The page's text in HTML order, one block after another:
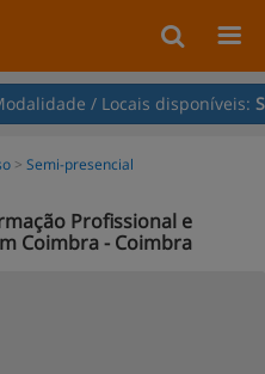
/ Locais disponíveis:
Semi-presencial
Profissional e
Coimbra - Coimbra